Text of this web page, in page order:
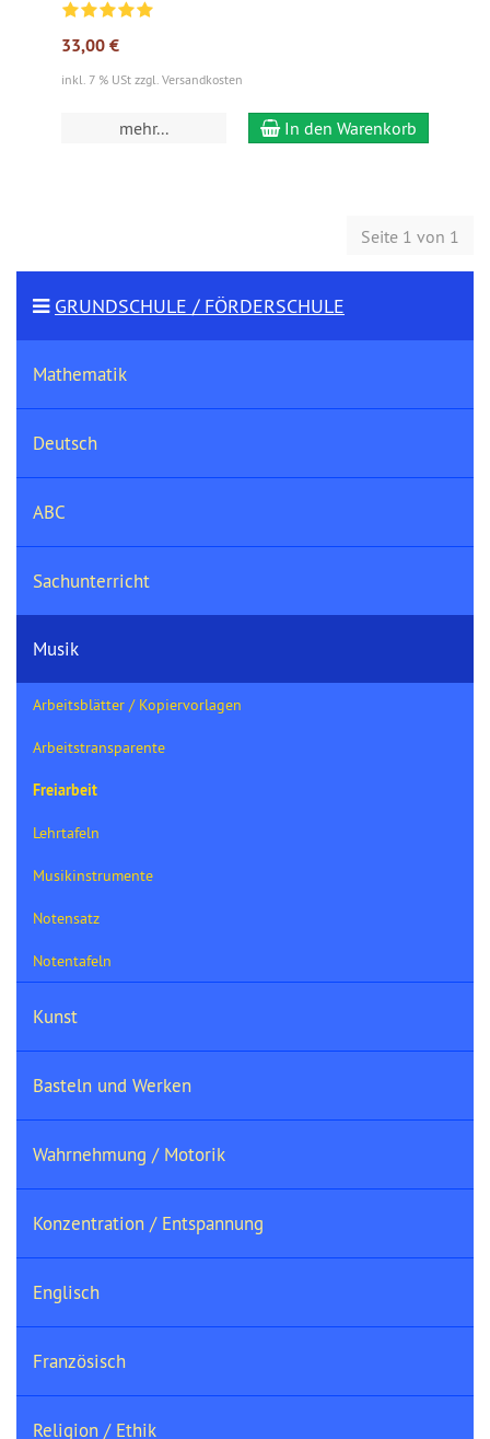
33,00 €
inkl. 7 % USt zzgl. Versandkosten
mehr... In den Warenkorb
Seite 1 von 1
GRUNDSCHULE / FÖRDERSCHULE
Mathematik
Deutsch
ABC
Sachunterricht
Musik
Arbeitsblätter / Kopiervorlagen
Arbeitstransparente
Freiarbeit
Lehrtafeln
Musikinstrumente
Notensatz
Notentafeln
Kunst
Basteln und Werken
Wahrnehmung / Motorik
Konzentration / Entspannung
Englisch
Französisch
Religion / Ethik